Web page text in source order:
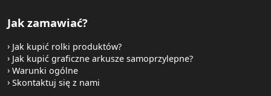
Jak zamawiać?
Jak kupić rolki produktów?
Jak kupić graficzne arkusze samoprzylepne?
Warunki ogólne
Skontaktuj się z nami